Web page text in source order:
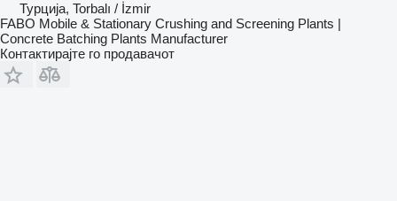
Турција, Torbalı / İzmir
FABO Mobile & Stationary Crushing and Screening Plants |
Concrete Batching Plants Manufacturer
Контактирајте го продавачот